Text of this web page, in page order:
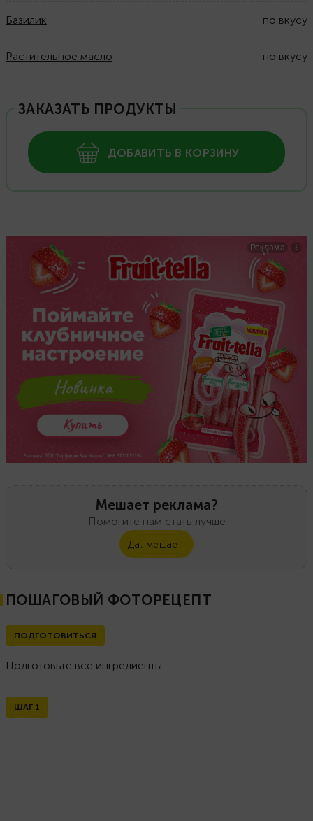
Базилик по вкусу
Растительное масло по вкусу
ЗАКАЗАТЬ ПРОДУКТЫ
ДОБАВИТЬ В КОРЗИНУ
Мешает реклама?
Помогите нам стать лучше
Да, мешает!
ПОШАГОВЫЙ ФОТОРЕЦЕПТ
ПОДГОТОВИТЬСЯ
Подготовьте все ингредиенты.
ШАГ 1